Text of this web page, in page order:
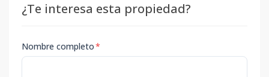
¿Te interesa esta propiedad?
Nombre completo*